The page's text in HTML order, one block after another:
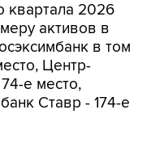
квартала 2026
активов в
в том
Центр-
е место,
Ставр - 174-е